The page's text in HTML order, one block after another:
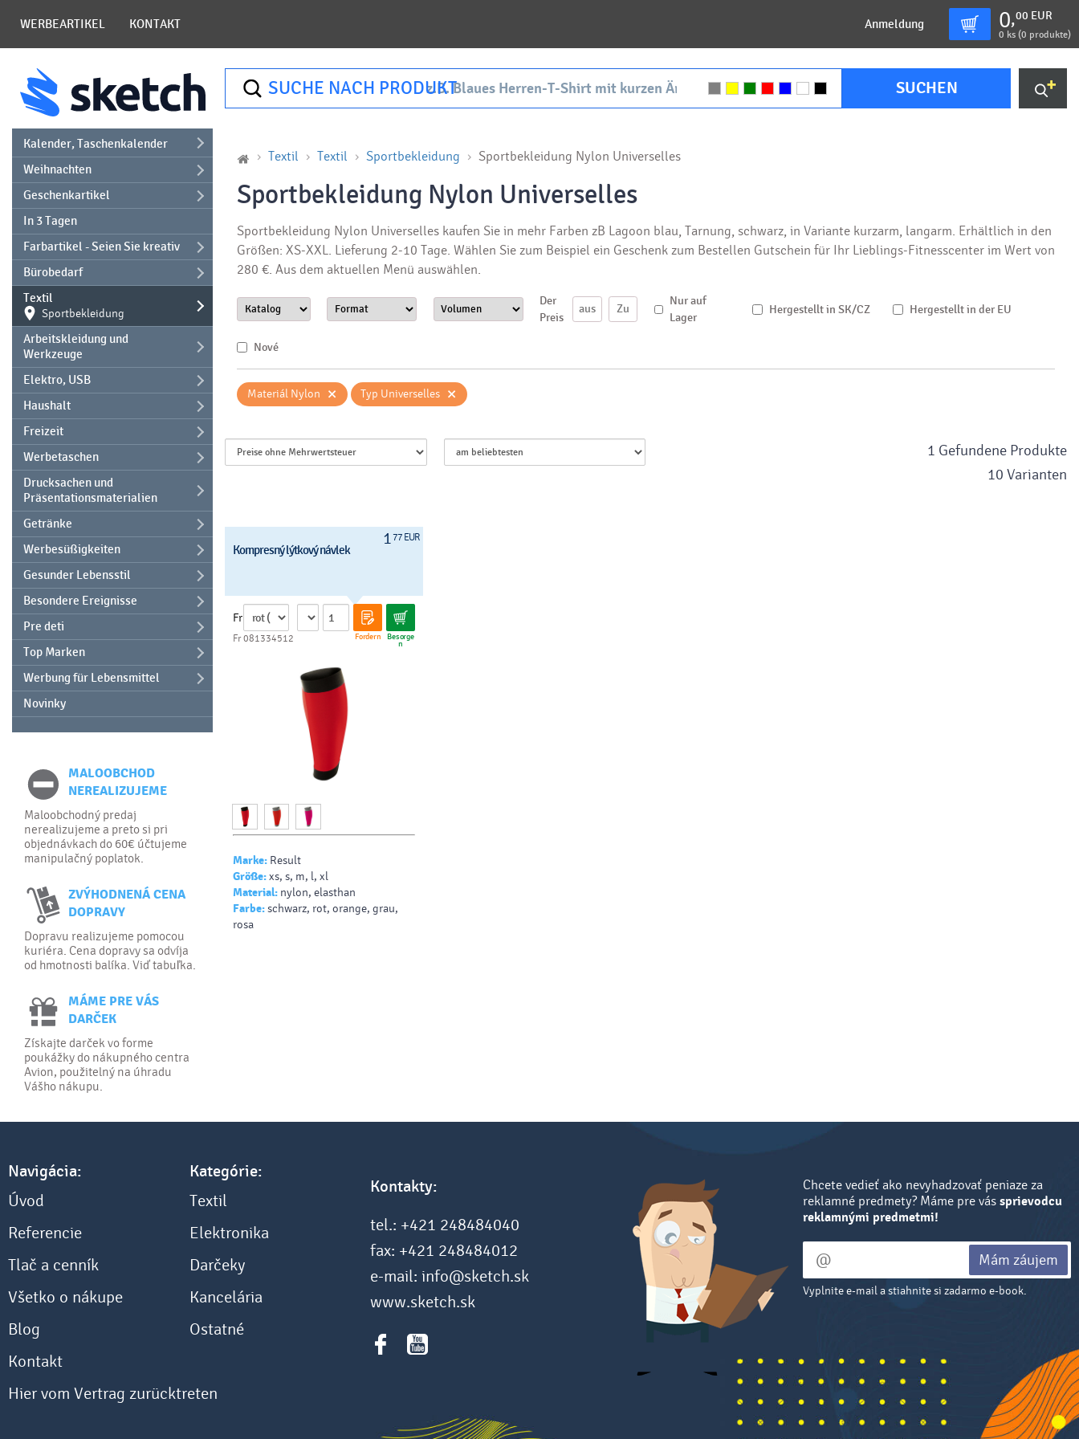
WERBEARTIKEL KONTAKT Anmeldung 0,00 EUR
0 ks (0 produkte)
SUCHE NACH PRODUKT SUCHEN
Kalender, Taschenkalender
Weihnachten
Geschenkartikel
In 3 Tagen
Farbartikel - Seien Sie kreativ
Bürobedarf
Textil
Sportbekleidung
Arbeitskleidung und
Werkzeuge
Elektro, USB
Haushalt
Freizeit
Werbetaschen
Drucksachen und
Präsentationsmaterialien
Getränke
Werbesüßigkeiten
Gesunder Lebensstil
Besondere Ereignisse
Pre deti
Top Marken
Werbung für Lebensmittel
Novinky
MALOOBCHOD
NEREALIZUJEME
Maloobchodný predaj
nerealizujeme a preto si pri
objednávkach do 60€ účtujeme
manipulačný poplatok.
ZVÝHODNENÁ CENA
DOPRAVY
Dopravu realizujeme pomocou
kuriéra. Cena dopravy sa odvíja
od hmotnosti balíka. Viď tabuľka.
MÁME PRE VÁS
DARČEK
Získajte darček vo forme
poukážky do nákupného centra
Avion, použitelný na úhradu
Vášho nákupu.
Textil Textil Sportbekleidung Sportbekleidung Nylon Universelles
Sportbekleidung Nylon Universelles
Sportbekleidung Nylon Universelles kaufen Sie in mehr Farben zB Lagoon blau, Tarnung, schwarz, in Variante kurzarm, langarm. Erhältlich in den
Größen: XS-XXL. Lieferung 2-10 Tage. Wählen Sie zum Beispiel ein Geschenk zum Bestellen Gutschein für Ihr Lieblings-Fitnesscenter im Wert von
280 €. Aus dem aktuellen Menü auswählen.
Der
Preis
Nur auf
Lager
Hergestellt in SK/CZ Hergestellt in der EU
Nové
Materiál Nylon × Typ Universelles ×
1 Gefundene Produkte
10 Varianten
177 EUR
Kompresný lýtkový návlek
Fr
Fordern Besorge
n
Fr 081334512
Marke: Result
Größe:xs, s, m, l, xl
Material: nylon, elasthan
Farbe:schwarz, rot, orange, grau,
rosa
Navigácia:
Úvod
Referencie
Tlač a cenník
Všetko o nákupe
Blog
Kontakt
Kategórie:
Textil
Elektronika
Darčeky
Kancelária
Ostatné
Kontakty:
tel.: +421 248484040
fax: +421 248484012
e-mail: info@sketch.sk
www.sketch.sk
Chcete vedieť ako nevyhadzovať peniaze za
reklamné predmety? Máme pre vás sprievodcu
reklamnými predmetmi!
Mám záujem
Vyplnite e-mail a stiahnite si zadarmo e-book.
Hier vom Vertrag zurücktreten